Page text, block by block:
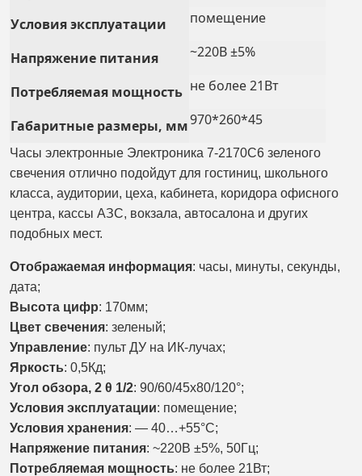
Условия эксплуатации помещение
Напряжение питания ~220В ±5%
Потребляемая мощность не более 21Вт
Габаритные размеры, мм970*260*45
Часы электронные Электроника 7-2170С6 зеленого
свечения отлично подойдут для гостиниц, школьного
класса, аудитории, цеха, кабинета, коридора офисного
центра, кассы АЗС, вокзала, автосалона и других
подобных мест.
Отображаемая информация: часы, минуты, секунды,
дата;
Высота цифр: 170мм;
Цвет свечения: зеленый;
Управление: пульт ДУ на ИК-лучах;
Яркость: 0,5Кд;
Угол обзора, 2 θ 1/2: 90/60/45х80/120°;
Условия эксплуатации: помещение;
Условия хранения: — 40…+55°С;
Напряжение питания: ~220В ±5%, 50Гц;
Потребляемая мощность: не более 21Вт;